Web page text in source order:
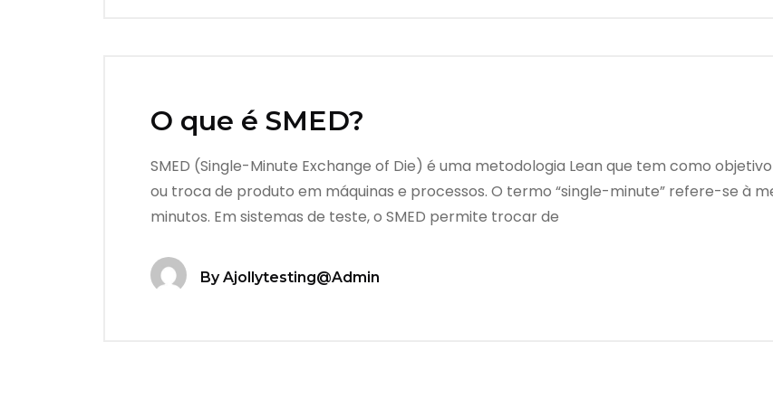
O que é SMED?
SMED (Single-Minute Exchange of Die) é uma metodologia Lean que tem como
ou troca de produto em máquinas e processos. O termo “single-minute” refere-se à
minutos. Em sistemas de teste, o SMED permite trocar de
ByAjollytesting@admin